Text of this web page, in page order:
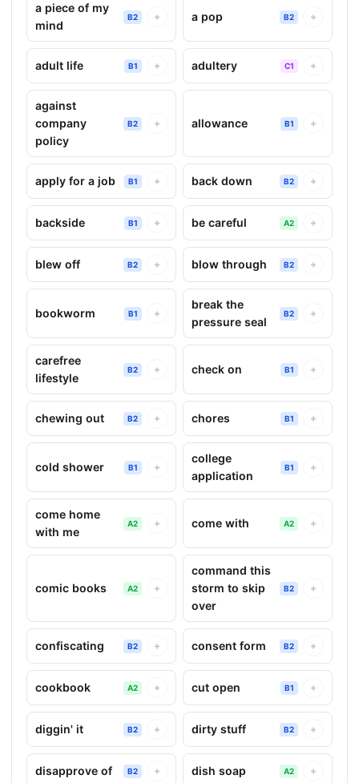
a piece of my
mind
B2 + a pop B2 +
adult life B1 + adultery C1 +
against
company
policy
B2 + allowance B1 +
apply for a job B1 + back down B2 +
backside B1 + be careful A2 +
blew off B2 + blow through B2 +
bookworm B1 +
break the
pressure seal
B2 +
carefree
lifestyle
B2 + check on B1 +
chewing out B2 + chores B1 +
cold shower B1 +
college
application
B1 +
come home
with me
A2 + come with A2 +
comic books A2 +
command this
storm to skip
over
B2 +
confiscating B2 + consent form B2 +
cookbook A2 + cut open B1 +
diggin' it B2 + dirty stuff B2 +
disapprove of B2 + dish soap A2 +